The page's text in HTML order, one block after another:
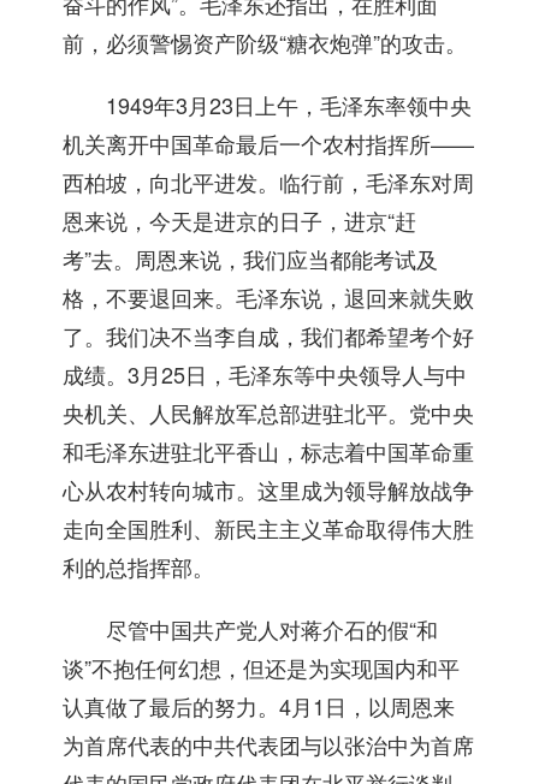
前，必须警惕资产阶级“糖衣炮弹”的攻击。
1949年3月23日上午，毛泽东率领中央
机关离开中国革命最后一个农村指挥所——
西柏坡，向北平进发。临行前，毛泽东对周
恩来说，今天是进京的日子，进京“赶
考”去。周恩来说，我们应当都能考试及
格，不要退回来。毛泽东说，退回来就失败
了。我们决不当李自成，我们都希望考个好
成绩。3月25日，毛泽东等中央领导人与中
央机关、人民解放军总部进驻北平。党中央
和毛泽东进驻北平香山，标志着中国革命重
心从农村转向城市。这里成为领导解放战争
走向全国胜利、新民主主义革命取得伟大胜
利的总指挥部。
尽管中国共产党人对蒋介石的假“和
谈”不抱任何幻想，但还是为实现国内和平
认真做了最后的努力。4月1日，以周恩来
为首席代表的中共代表团与以张治中为首席